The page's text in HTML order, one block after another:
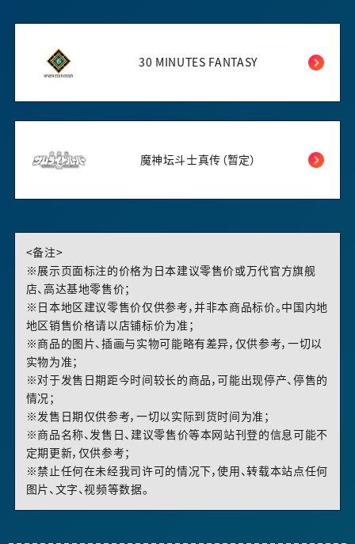
30 MINUTES FANTASY
魔神坛斗士真传（暂定）
<备注>
※展示页面标注的价格为日本建议零售价或万代官方旗舰
店、高达基地零售价；
※日本地区建议零售价仅供参考，并非本商品标价。中国内地
地区销售价格请以店铺标价为准；
※商品的图片、插画与实物可能略有差异，仅供参考，一切以
实物为准；
※对于发售日期距今时间较长的商品，可能出现停产、停售的
情况；
※发售日期仅供参考，一切以实际到货时间为准；
※商品名称、发售日、建议零售价等本网站刊登的信息可能不
定期更新，仅供参考；
※禁止任何在未经我司许可的情况下，使用、转载本站点任何
图片、文字、视频等数据。